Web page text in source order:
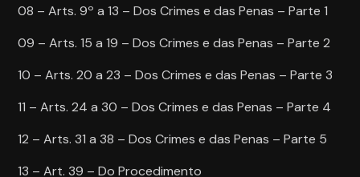
08 – Arts. 9º a 13 – Dos Crimes e das Penas – Parte 1
09 – Arts. 15 a 19 – Dos Crimes e das Penas – Parte 2
10 – Arts. 20 a 23 – Dos Crimes e das Penas – Parte 3
11 – Arts. 24 a 30 – Dos Crimes e das Penas – Parte 4
12 – Arts. 31 a 38 – Dos Crimes e das Penas – Parte 5
13 – Art. 39 – Do Procedimento